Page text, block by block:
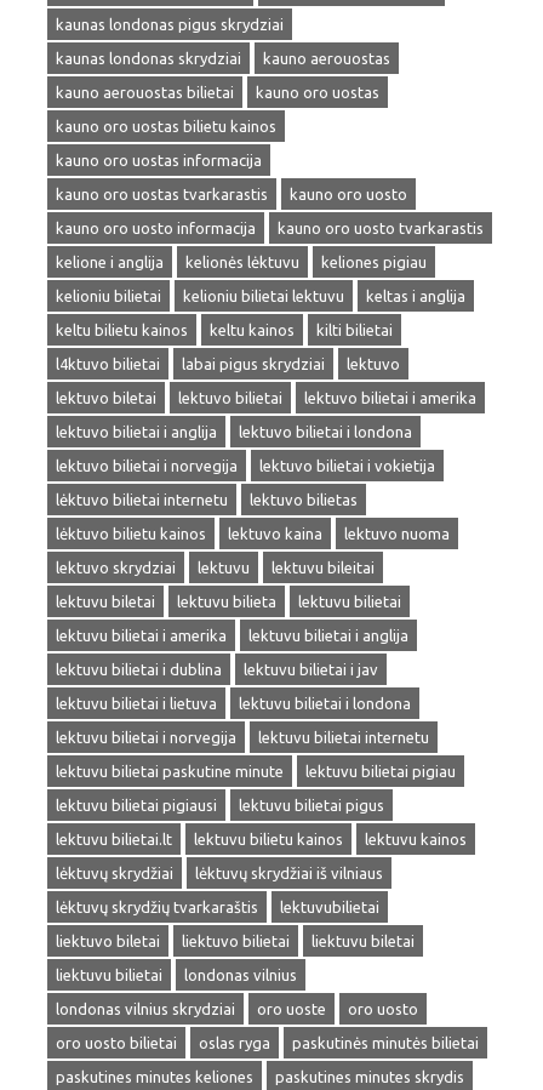
kaunas londonas pigus skrydziai
kaunas londonas skrydziai
kauno aerouostas
kauno aerouostas bilietai
kauno oro uostas
kauno oro uostas bilietu kainos
kauno oro uostas informacija
kauno oro uostas tvarkarastis
kauno oro uosto
kauno oro uosto informacija
kauno oro uosto tvarkarastis
kelione i anglija
kelionės lėktuvu
keliones pigiau
kelioniu bilietai
kelioniu bilietai lektuvu
keltas i anglija
keltu bilietu kainos
keltu kainos
kilti bilietai
l4ktuvo bilietai
labai pigus skrydziai
lektuvo
lektuvo biletai
lektuvo bilietai
lektuvo bilietai i amerika
lektuvo bilietai i anglija
lektuvo bilietai i londona
lektuvo bilietai i norvegija
lektuvo bilietai i vokietija
lėktuvo bilietai internetu
lektuvo bilietas
lėktuvo bilietu kainos
lektuvo kaina
lektuvo nuoma
lektuvo skrydziai
lektuvu
lektuvu bileitai
lektuvu biletai
lektuvu bilieta
lektuvu bilietai
lektuvu bilietai i amerika
lektuvu bilietai i anglija
lektuvu bilietai i dublina
lektuvu bilietai i jav
lektuvu bilietai i lietuva
lektuvu bilietai i londona
lektuvu bilietai i norvegija
lektuvu bilietai internetu
lektuvu bilietai paskutine minute
lektuvu bilietai pigiau
lektuvu bilietai pigiausi
lektuvu bilietai pigus
lektuvu bilietai.lt
lektuvu bilietu kainos
lektuvu kainos
lėktuvų skrydžiai
lėktuvų skrydžiai iš vilniaus
lėktuvų skrydžių tvarkaraštis
lektuvubilietai
liektuvo biletai
liektuvo bilietai
liektuvu biletai
liektuvu bilietai
londonas vilnius
londonas vilnius skrydziai
oro uoste
oro uosto
oro uosto bilietai
oslas ryga
paskutinės minutės bilietai
paskutines minutes keliones
paskutines minutes skrydis